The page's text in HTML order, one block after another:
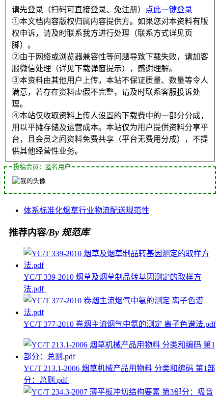
请先登录（扫码可直接登录、免注册）
点此一键登录
①本文档内容版权归属内容提供方。如果您对本资料有版
权申诉，请及时联系我方进行处理（联系方式详见页
脚）。
②由于网络或浏览器兼容性等问题导致下载失败，请加客
服微信处理（详见下载弹窗提示），感谢理解。
③本资料由其他用户上传，本站不保证质量、数量等令人
满意，若存在资料虚假不完整，请及时联系客服投诉处
理。
④本站仅收取资料上传人设置的下载费中的一部分分成，
用以平摊存储及运营成本。本站仅为用户提供资料分享平
台，且会员之间资料免费共享（平台无费用分成），不提
供其他经营性业务。
投稿会员：匿名用户
体系标准化烟草行业物流配送规范性
推荐内容/By 规范库
YC/T 339-2010 烟草及烟草制品转基因测定的取样方
法.pdf
YC/T 377-2010 卷烟主流烟气中氨的测定 离子色谱法.pdf
YC/T 213.1-2006 烟草机械产品用物料 分类和编码 第1部
分：总则.pdf